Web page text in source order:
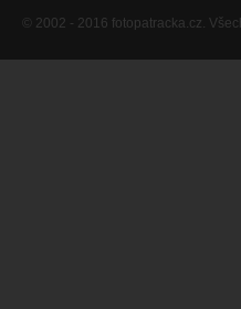
© 2002 - 2016 fotopatracka.cz.